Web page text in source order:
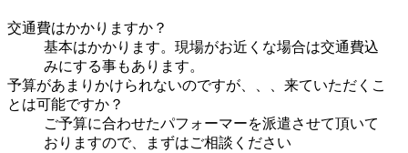
交通費はかかりますか？
基本はかかります。現場がお近くな場合は交通費込
みにする事もあります。
予算があまりかけられないのですが、、、来ていただくこ
とは可能ですか？
ご予算に合わせたパフォーマーを派遣させて頂いて
おりますので、まずはご相談ください